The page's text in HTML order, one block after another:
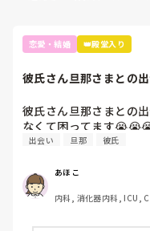
恋愛・結婚 👑殿堂入り
彼氏さん旦那さまとの
彼氏さん旦那さまとの
なくて困ってます
出会い 旦那 彼氏
あほこ
内科, 消化器内科, ICU,